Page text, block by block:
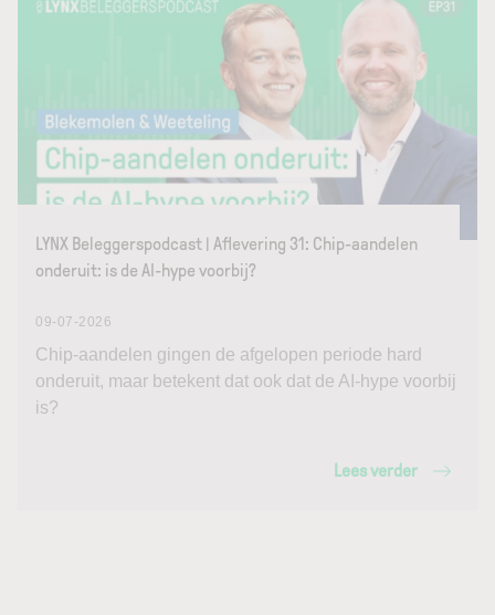
LYNX Beleggerspodcast | Aflevering 31: Chip-aandelen
onderuit: is de AI-hype voorbij?
09-07-2026
Chip-aandelen gingen de afgelopen periode hard
onderuit, maar betekent dat ook dat de AI-hype voorbij
is?
Lees verder